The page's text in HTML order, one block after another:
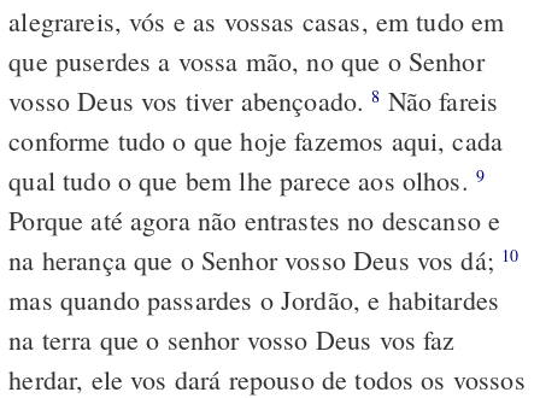
alegrareis, vós e as vossas casas, em tudo em
que puserdes a vossa mão, no que o Senhor
vosso Deus vos tiver abençoado.8 Não fareis
conforme tudo o que hoje fazemos aqui, cada
qual tudo o que bem lhe parece aos olhos. 9
Porque até agora não entrastes no descanso e
na herança que o Senhor vosso Deus vos dá; 10
mas quando passardes o Jordão, e habitardes
na terra que o senhor vosso Deus vos faz
herdar, ele vos dará repouso de todos os vossos